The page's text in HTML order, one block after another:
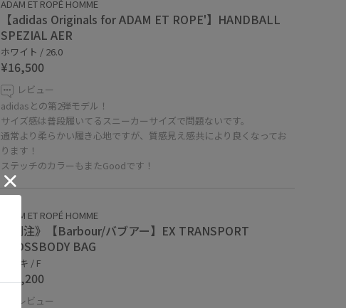
ADAM ET ROPÉ HOMME
【adidas Originals for ADAM ET ROPE'】HANDBALL
SPEZIAL AER
ホワイト / 26.0
¥16,500
レビュー
adidasとの第2弾モデル！
サイズ感は普段履いてるスニーカーサイズで問題ないです。
通常より柔らかい履き心地ですが、質感見え感共により良くなってお
ります！
ステッチのカラーもまたGoodです！
ADAM ET ROPÉ HOMME
《別注》【Barbour/バブアー】EX TRANSPORT
CROSSBODY BAG
カーキ / F
¥13,200
レビュー